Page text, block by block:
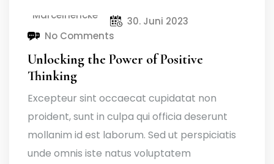
Marcelhencke
30. Juni 2023
No Comments
Unlocking the Power of Positive
Thinking
Excepteur sint occaecat cupidatat non
proident, sunt in culpa qui officia deserunt
mollanim id est laborum. Sed ut perspiciatis
unde omnis iste natus voluptatem